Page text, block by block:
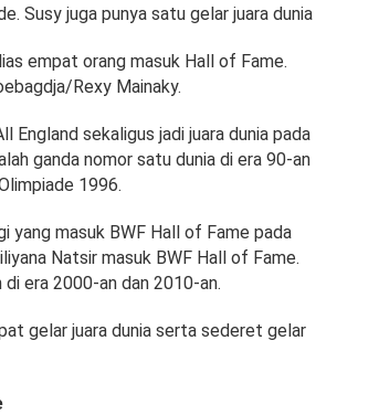
Susy juga punya satu gelar juara dunia
empat orang masuk Hall of Fame.
Rexy Mainaky.
England sekaligus jadi juara dunia pada
ganda nomor satu dunia di era 90-an
1996.
yang masuk BWF Hall of Fame pada
Natsir masuk BWF Hall of Fame.
era 2000-an dan 2010-an.
gelar juara dunia serta sederet gelar